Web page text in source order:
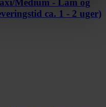
Medium - Lam og
ca. 1 - 2 uger)